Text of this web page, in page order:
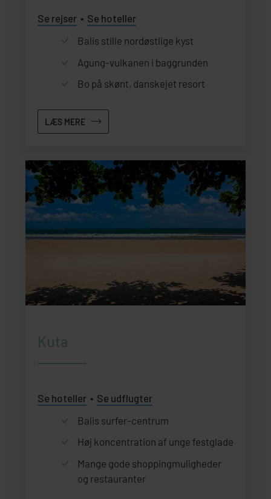
Se rejser
Se hoteller
Balis stille nordøstlige kyst
Agung-vulkanen i baggrunden
Bo på skønt, danskejet resort
LÆS MERE
Kuta
Se hoteller
Se udflugter
Balis surfer-centrum
Høj koncentration af unge festglade
Mange gode shoppingmuligheder
og restauranter